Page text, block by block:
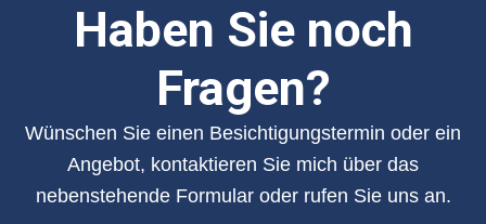
Haben Sie noch
Fragen?
Wünschen Sie einen Besichtigungstermin oder ein
Angebot, kontaktieren Sie mich über das
nebenstehende Formular oder rufen Sie uns an.